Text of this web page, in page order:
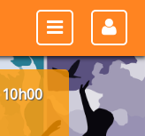
10h00